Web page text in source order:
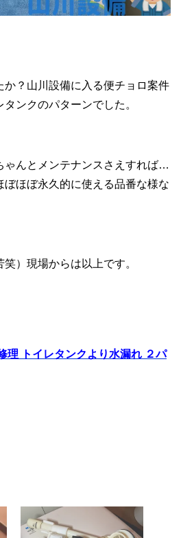
か？山川設備に入る便チョロ案件
ンクのパターンでした。
んとメンテナンスさえすれば…
ぼほぼ永久的に使える品番な様な
）現場からは以上です。
理 トイレタンクより水漏れ ２パ